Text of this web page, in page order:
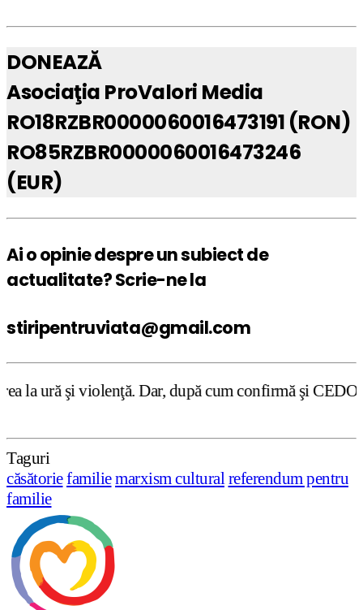
DONEAZĂ
Asociaţia ProValori Media
RO18RZBR0000060016473191 (RON)
RO85RZBR0000060016473246
(EUR)
Ai o opinie despre un subiect de
actualitate? Scrie-ne la
stiripentruviata@gmail.com
Dar, după cum confirmă şi CEDO în cazul
Taguri
căsătoriefamiliemarxism cultural referendum pentru
familie